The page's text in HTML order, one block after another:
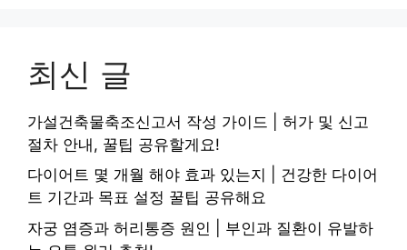
최신 글
가설건축물축조신고서 작성 가이드 | 허가 및 신고
절차 안내, 꿀팁 공유할게요!
다이어트 몇 개월 해야 효과 있는지 | 건강한 다이어
트 기간과 목표 설정 꿀팁 공유해요
자궁 염증과 허리통증 원인 | 부인과 질환이 유발하